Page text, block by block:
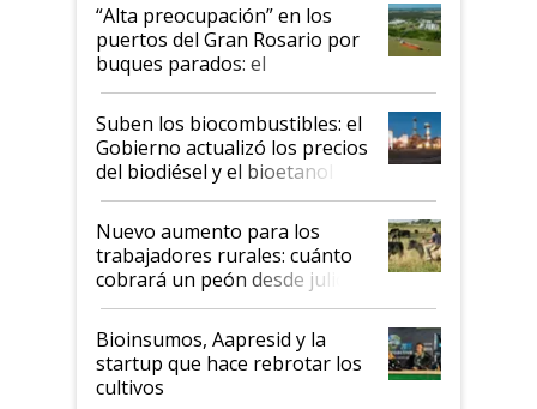
“Alta preocupación” en los
puertos del Gran Rosario por
buques parados: el
funcionamiento de las
exportadoras en tensión tras
la medida de fuerza de los
prácticos
Suben los biocombustibles: el
Gobierno actualizó los precios
del biodiésel y el bioetanol
Nuevo aumento para los
trabajadores rurales: cuánto
cobrará un peón desde julio
Bioinsumos, Aapresid y la
startup que hace rebrotar los
cultivos